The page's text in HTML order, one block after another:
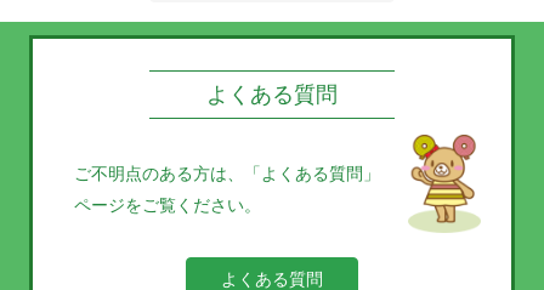
よくある質問
ご不明点のある方は、
「よくある質問」
ページをご覧ください。
よくある質問